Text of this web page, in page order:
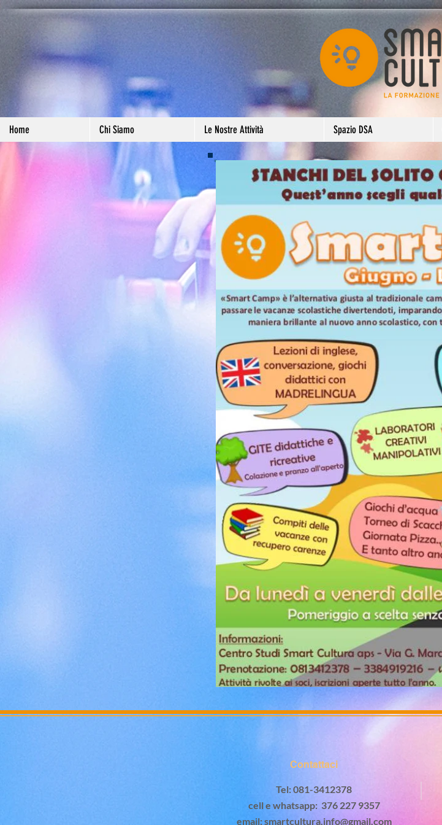
Home Chi Siamo Le Nostre Attività Spazio DSA
Contattaci
Tel: 081-3412378
cell e whatsapp: 376 227 9357
email:smartcultura.info@gmail.com